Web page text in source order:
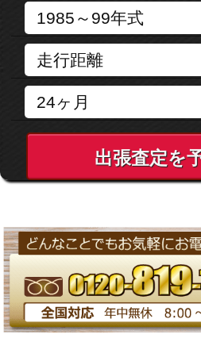
出張査定を